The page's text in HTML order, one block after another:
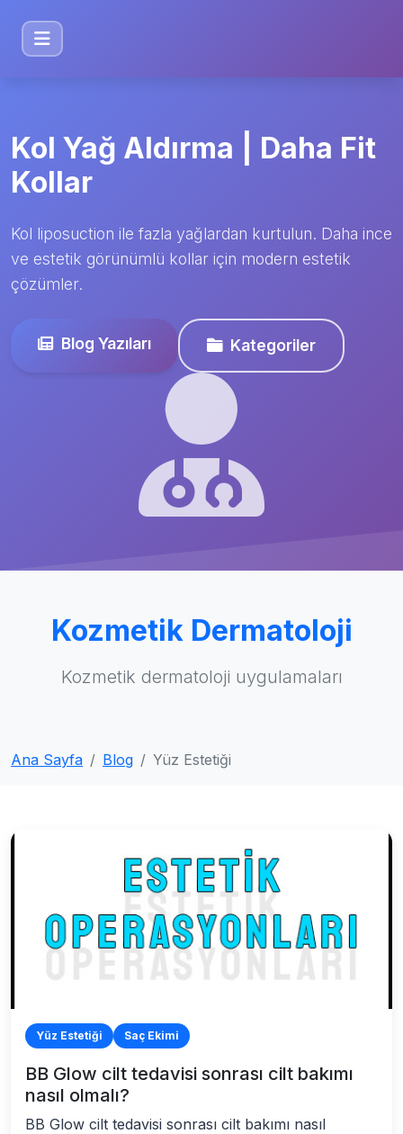
Kol Yağ Aldırma | Daha Fit
Kollar
Kol liposuction ile fazla yağlardan kurtulun. Daha ince
ve estetik görünümlü kollar için modern estetik
çözümler.
Blog Yazıları Kategoriler
Kozmetik Dermatoloji
Kozmetik dermatoloji uygulamaları
Ana Sayfa Blog Yüz Estetiği
Yüz Estetiği Saç Ekimi
BB Glow cilt tedavisi sonrası cilt bakımı
nasıl olmalı?
BB Glow cilt tedavisi sonrası cilt bakımı nasıl